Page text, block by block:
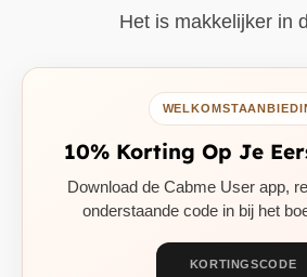
Het is makkelijker in
10% Korting Op Je
Download de Cabme User app,
onderstaande code in bij het
KORTINGSCODE